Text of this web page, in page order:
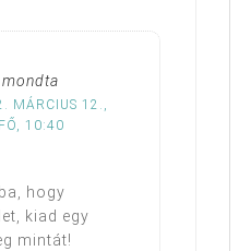
mondta
MÁRCIUS 12.,
10:40
hogy
kiad egy
mintát!